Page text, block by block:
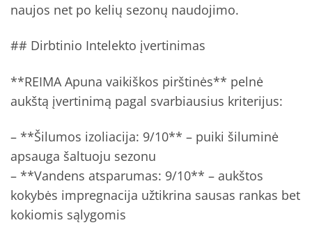
naujos net po kelių sezonų naudojimo.
## Dirbtinio Intelekto įvertinimas
**REIMA Apuna vaikiškos pirštinės** pelnė
aukštą įvertinimą pagal svarbiausius kriterijus:
– **Šilumos izoliacija: 9/10** – puiki šiluminė
apsauga šaltuoju sezonu
– **Vandens atsparumas: 9/10** – aukštos
kokybės impregnacija užtikrina sausas rankas bet
kokiomis sąlygomis